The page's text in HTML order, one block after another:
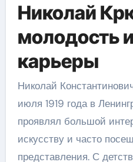
Николай
молодость
карьеры
Николай
июля 1919 года в
проявлял большой
искусству и часто
представления. С